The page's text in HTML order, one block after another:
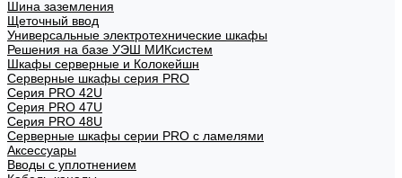
Шина заземления
Щеточный ввод
Универсальные электротехнические шкафы
Решения на базе УЭШ МИКсистем
Шкафы серверные и Колокейшн
Серверные шкафы серия PRO
Серия PRO 42U
Серия PRO 47U
Серия PRO 48U
Серверные шкафы серии PRO с ламелями
Аксессуары
Вводы с уплотнением